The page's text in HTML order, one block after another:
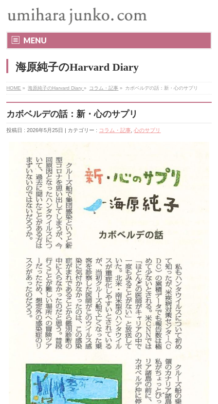
MENU
海原純子のHarvard Diary
HOME » 海原純子のHarvard Diary» コラム・記事 » カボベルデの話：新・心のサプリ
カボベルデの話：新・心のサプリ
投稿日 : 2026年5月25日 | カテゴリー : コラム・記事 ,心のサプリ